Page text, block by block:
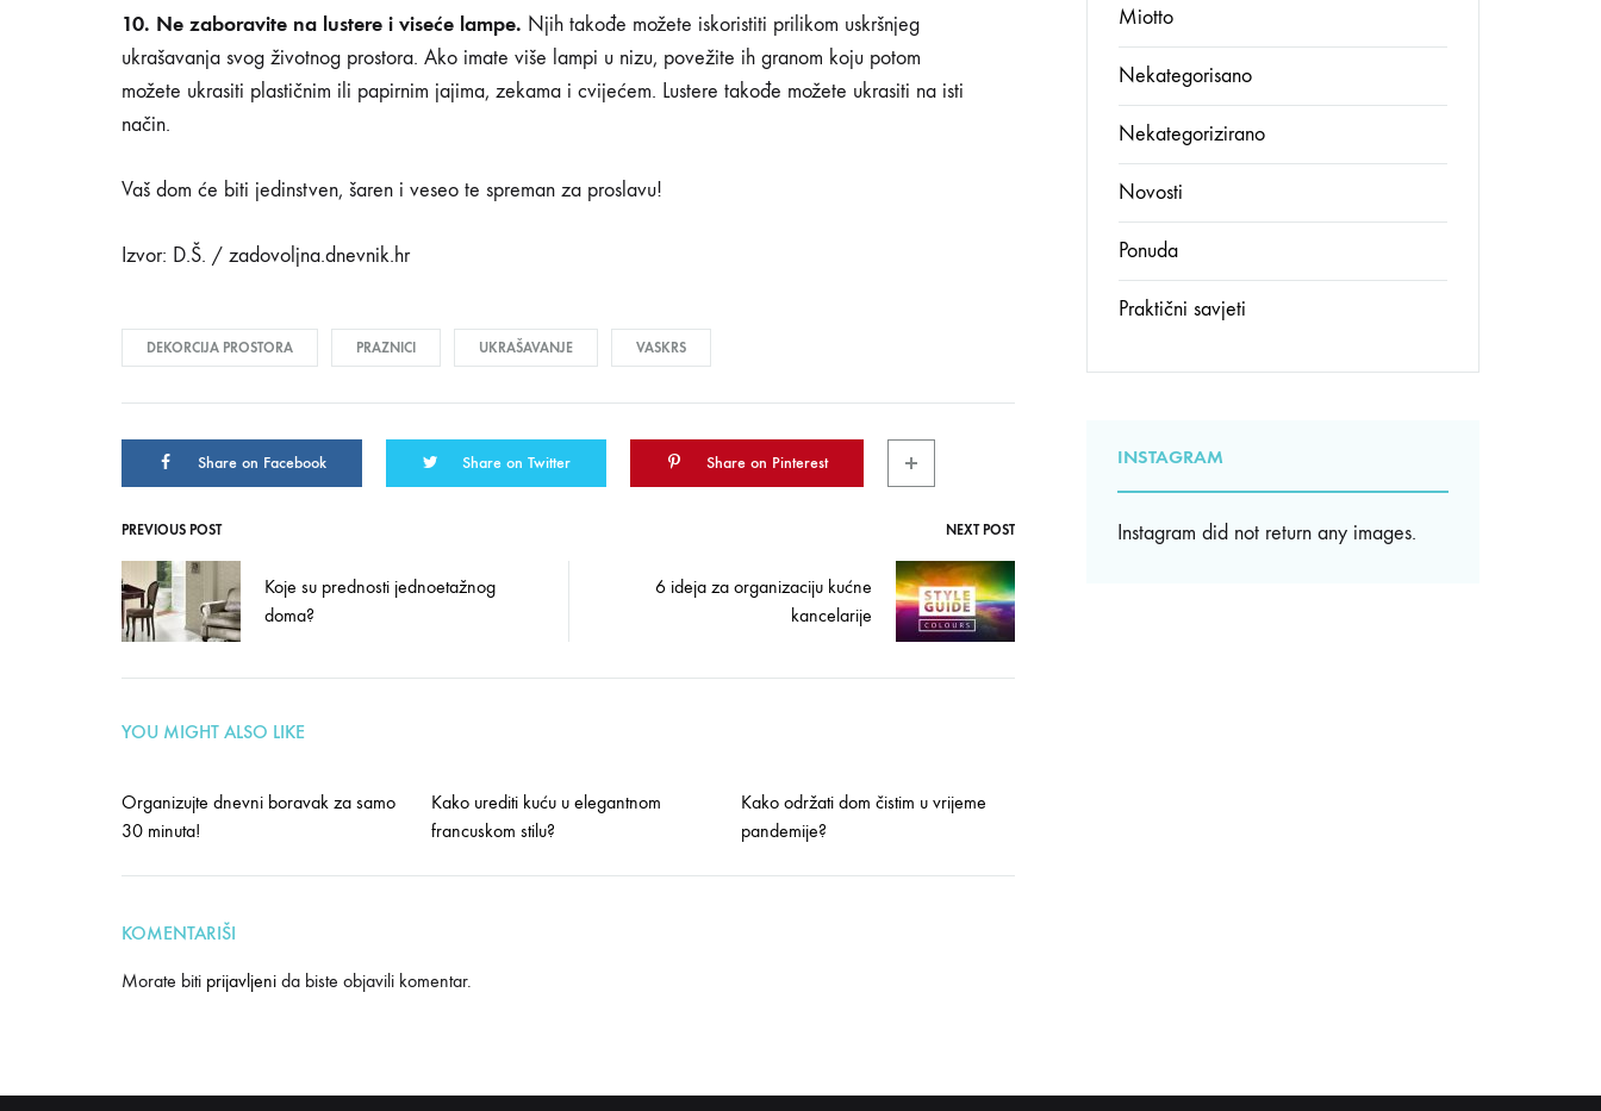
10. Ne zaboravite na lustere i viseće lampe. Njih takođe možete iskoristiti prilikom uskršnjeg
ukrašavanja svog životnog prostora. Ako imate više lampi u nizu, povežite ih granom koju potom
možete ukrasiti plastičnim ili papirnim jajima, zekama i cvijećem. Lustere takođe možete ukrasiti na isti
način.
Vaš dom će biti jedinstven, šaren i veseo te spreman za proslavu!
Izvor: D.Š. / zadovoljna.dnevnik.hr
DEKORCIJA PROSTORA PRAZNICI UKRAŠAVANJE VASKRS
Share on Facebook Share on Twitter Share on Pinterest
Post
navigation
PREVIOUS POST NEXT POST
Koje su prednosti jednoetažnog
doma?
6 ideja za organizaciju kućne
kancelarije
YOU MIGHT ALSO LIKE
Organizujte dnevni boravak za samo
30 minuta!
Kako urediti kuću u elegantnom
francuskom stilu?
Kako održati dom čistim u vrijeme
pandemije?
KOMENTARIŠI
Morate biti prijavljeni da biste objavili komentar.
Miotto
Nekategorisano
Nekategorizirano
Novosti
Ponuda
Praktični savjeti
INSTAGRAM
Instagram did not return any images.